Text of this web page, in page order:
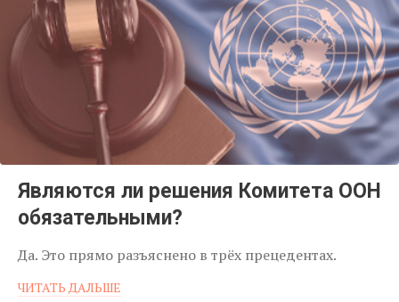
Являются ли решения Комитета ООН
обязательными?
Да. Это прямо разъяснено в трёх прецедентах.
ЧИТАТЬ ДАЛЬШЕ